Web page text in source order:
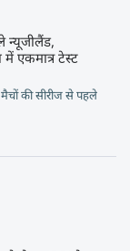
न्यूजीलैंड,
एकमात्र टेस्ट
की सीरीज से पहले